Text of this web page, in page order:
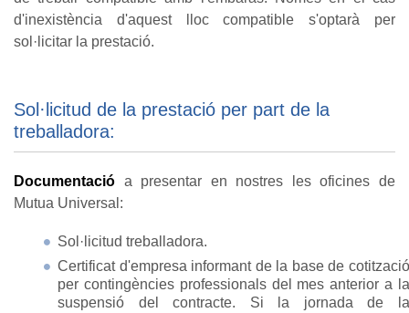
d'inexistència d'aquest lloc compatible s'optarà per
sol·licitar la prestació.
Sol·licitud de la prestació per part de la
treballadora:
Documentació a presentar en nostres les oficines de
Mutua Universal:
Sol·licitud treballadora.
Certificat d'empresa informant de la base de cotització
per contingències professionals del mes anterior a la
suspensió del contracte. Si la jornada de la